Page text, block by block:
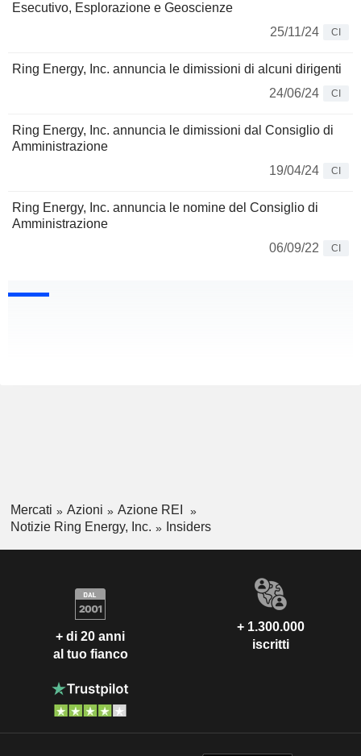
Esecutivo, Esplorazione e Geoscienze
25/11/24
CI
Ring Energy, Inc. annuncia le dimissioni di alcuni dirigenti
24/06/24
CI
Ring Energy, Inc. annuncia le dimissioni dal Consiglio di
Amministrazione
19/04/24
CI
Ring Energy, Inc. annuncia le nomine del Consiglio di
Amministrazione
06/09/22
CI
Mercati Azioni
Azione REI
Notizie Ring Energy, Inc.
Insiders
+ di 20 anni
al tuo fianco
+ 1.300.000
iscritti